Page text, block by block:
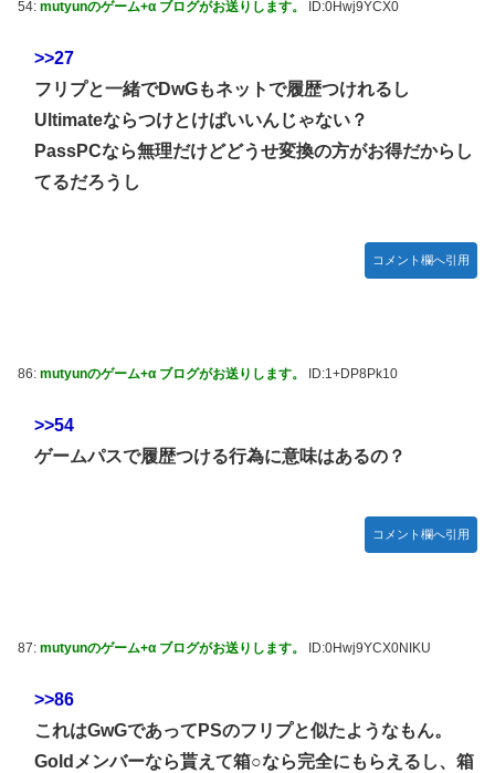
54: mutyunのゲーム+α ブログがお送りします。 ID:0Hwj9YCX0
>>27
フリプと一緒でDwGもネットで履歴つけれるし
Ultimateならつけとけばいいんじゃない？
PassPCなら無理だけどどうせ変換の方がお得だからし
てるだろうし
コメント欄へ引用
86: mutyunのゲーム+α ブログがお送りします。 ID:1+DP8Pk10
>>54
ゲームパスで履歴つける行為に意味はあるの？
コメント欄へ引用
87: mutyunのゲーム+α ブログがお送りします。 ID:0Hwj9YCX0NIKU
>>86
これはGwGであってPSのフリプと似たようなもん。
Goldメンバーなら貰えて箱○なら完全にもらえるし、箱